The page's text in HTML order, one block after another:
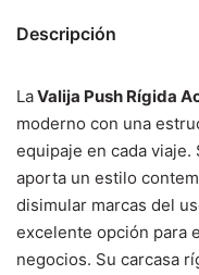
Descripción
LaValija Push Rígida
moderno con una
equipaje en cada viaje.
aporta un estilo
disimular marcas del
excelente opción para
negocios. Su carcasa